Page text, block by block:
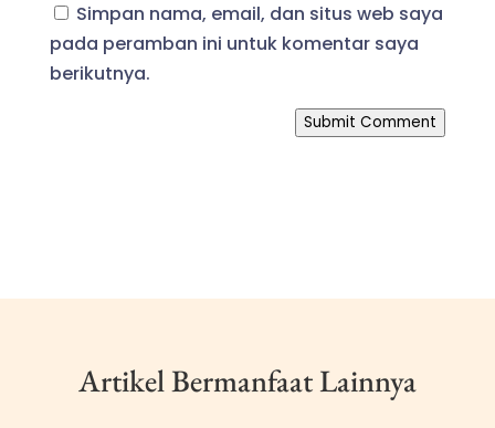
Simpan nama, email, dan situs web saya
pada peramban ini untuk komentar saya
berikutnya.
Submit Comment
Artikel Bermanfaat Lainnya